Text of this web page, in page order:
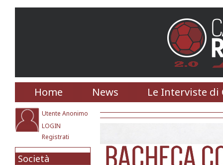
Home News Le Interviste di
Utente Anonimo
LOGIN
Registrati
Società